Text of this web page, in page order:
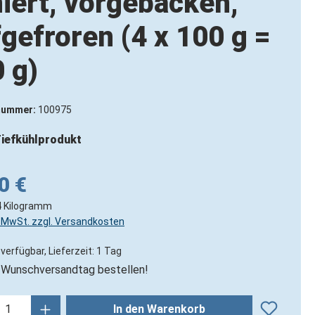
(4 x 100 g =
g)
100975
€
Kilogramm
MwSt. zzgl. Versandkosten
Lieferzeit: 1 Tag
bestellen!
Anzahl: Gib den gewünschten Wert
In den Warenkorb